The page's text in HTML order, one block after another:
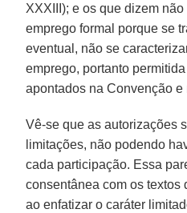
XXXIII); e os que dizem
emprego formal porque se
eventual, não se
emprego, portanto
apontados na Convenção e
Vê-se que as autorizações
limitações, não podendo
cada participação. Essa
consentânea com os textos
ao enfatizar o caráter